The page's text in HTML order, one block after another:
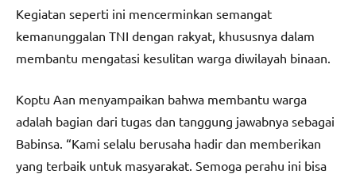
Kegiatan seperti ini mencerminkan semangat
kemanunggalan TNI dengan rakyat, khususnya dalam
membantu mengatasi kesulitan warga diwilayah binaan.
Koptu Aan menyampaikan bahwa membantu warga
adalah bagian dari tugas dan tanggung jawabnya sebagai
Babinsa. “Kami selalu berusaha hadir dan memberikan
yang terbaik untuk masyarakat. Semoga perahu ini bisa